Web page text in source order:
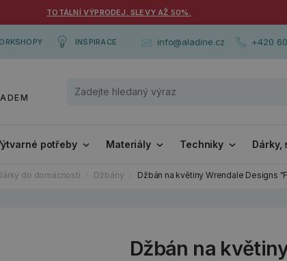
TOTÁLNÍ VÝPRODEJ. SLEVY AŽ 50%.
INSPIRACE info@aladine.cz +420
potřeby Materiály Techniky Dárky,
do domácnosti Džbány Džbán na květiny Wrendale Designs
Džbán na